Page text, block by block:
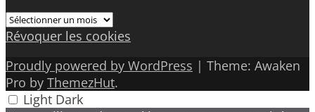
Archives
Révoquer les cookies
Proudly powered by WordPress | Theme: Awaken
Pro by ThemezHut.
Light Dark